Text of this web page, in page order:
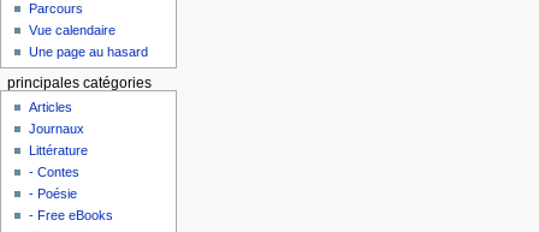
Parcours
Vue calendaire
Une page au hasard
principales catégories
Articles
Journaux
Littérature
- Contes
- Poésie
- Free eBooks